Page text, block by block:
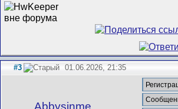
#3 01.06.2026, 21:35